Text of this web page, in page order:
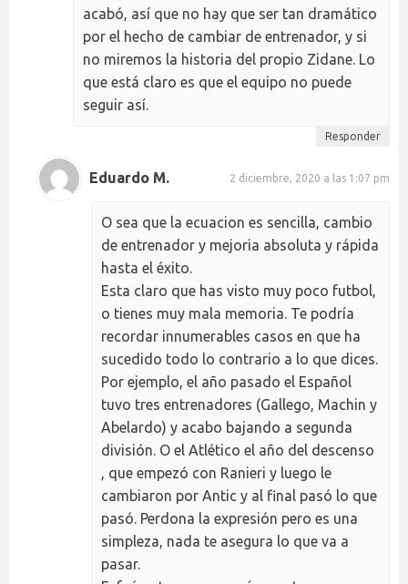
acabó, así que no hay que ser tan dramático
por el hecho de cambiar de entrenador, y si
no miremos la historia del propio Zidane. Lo
que está claro es que el equipo no puede
seguir así.
Responder
Eduardo M. 2 diciembre, 2020 a las 1:07 pm
O sea que la ecuacion es sencilla, cambio
de entrenador y mejoria absoluta y rápida
hasta el éxito.
Esta claro que has visto muy poco futbol,
o tienes muy mala memoria. Te podría
recordar innumerables casos en que ha
sucedido todo lo contrario a lo que dices.
Por ejemplo, el año pasado el Español
tuvo tres entrenadores (Gallego, Machin y
Abelardo) y acabo bajando a segunda
división. O el Atlético el año del descenso
, que empezó con Ranieri y luego le
cambiaron por Antic y al final pasó lo que
pasó. Perdona la expresión pero es una
simpleza, nada te asegura lo que va a
pasar.